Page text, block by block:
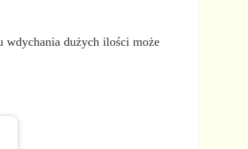
wdychania dużych ilości może